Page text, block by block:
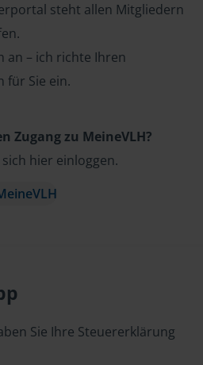
steht allen Mitgliedern
an – ich richte Ihren
für Sie ein.
Zugang zu MeineVLH?
hier einloggen.
Sie Ihre Steuererklärung